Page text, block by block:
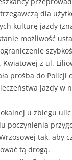
dla
kulturę jazdy
możliwość
Kwiatowej z ul.
prośba do Policji
jazdy w
u zbiegu
poczynienia
tak, aby
tą drogą.